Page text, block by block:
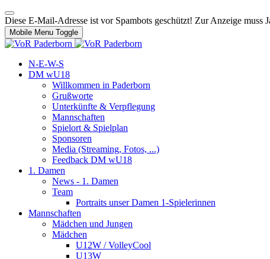
Diese E-Mail-Adresse ist vor Spambots geschützt! Zur Anzeige muss
Mobile Menu Toggle
N-E-W-S
DM wU18
Willkommen in Paderborn
Grußworte
Unterkünfte & Verpflegung
Mannschaften
Spielort & Spielplan
Sponsoren
Media (Streaming, Fotos, ...)
Feedback DM wU18
1. Damen
News - 1. Damen
Team
Portraits unser Damen 1-Spielerinnen
Mannschaften
Mädchen und Jungen
Mädchen
U12W / VolleyCool
U13W